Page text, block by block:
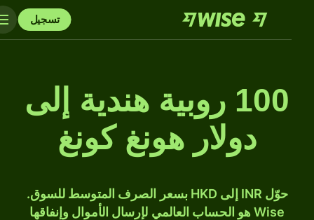
تسجيل
100 روبية هندية إلى
دولار هونغ كونغ
حوّل INR إلى HKD بسعر الصرف المتوسط للسوق.
Wise هو الحساب العالمي لإرسال الأموال وإنفاقها